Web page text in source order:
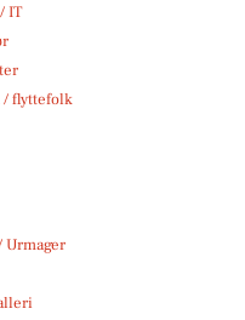
IT
/ flyttefolk
Urmager